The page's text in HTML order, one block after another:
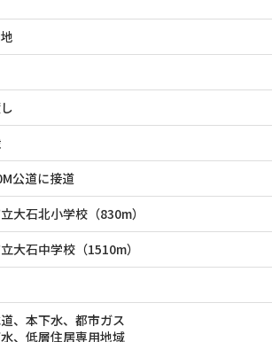
公道に接道
大石北小学校（830m）
大石中学校（1510m）
、本下水、都市ガス
、低層住居専用地域